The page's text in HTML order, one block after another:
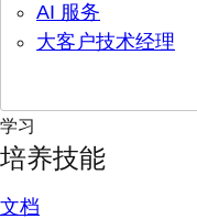
AI 服务
大客户技术经理
学习
培养技能
文档